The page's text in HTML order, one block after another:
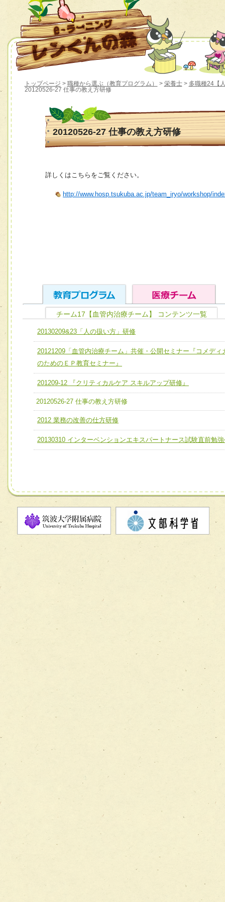
トップページ > 職種から選ぶ（教育プログラム） > 栄養士> 多職種24【
20120526-27 仕事の教え方研修
20120526-27 仕事の教え方研修
詳しくはこちらをご覧ください。
http://www.hosp.tsukuba.ac.jp/team_iryo/workshop/
ユニット１ 医療人としての基礎能力
全人的医療を実践する医療人として、必要な基礎能力を身
ける
必要に応じて柔軟に医療チームを組織し、強調できる
ユニット３ 多職種連携力
他職種の視点とスキルを学び、相互理解と連携を深める
チーム01【病院内横断的問題解決チーム】
チーム02【地域医療連携推進による高度医療を必要とする
宅患者等支援チーム】
チーム06【外来化学療法チーム】
チーム】
チーム09【術前から始める周術期リハビリテーションチー
ム】
チーム10【包括的リハビリテーションコンサルテーション
チーム17【血管内治療チーム】 コンテンツ一覧
20130209&23「人の扱い方」研修
20121209「血管内治療チーム」共催・公開セミナー『コメディ
のためのＥＰ教育セミナー』
201209-12 『クリティカルケア スキルアップ研修』
20120526-27 仕事の教え方研修
2012 業務の改善の仕方研修
20130310 インターベンションエキスパートナース試験直前勉